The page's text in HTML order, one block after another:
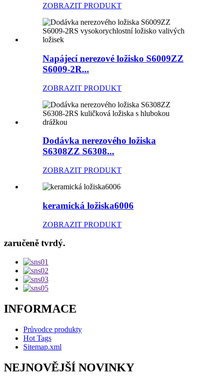
ZOBRAZIT PRODUKT
Napájecí nerezové ložisko S6009ZZ
S6009-2R...
ZOBRAZIT PRODUKT
Dodávka nerezového ložiska
S6308ZZ S6308...
ZOBRAZIT PRODUKT
keramická ložiska6006
ZOBRAZIT PRODUKT
zaručeně tvrdý.
INFORMACE
Průvodce produkty
Hot Tags
Sitemap.xml
NEJNOVĚJŠÍ NOVINKY